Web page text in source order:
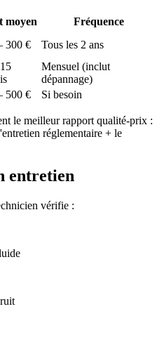
moyen
Fréquence
300 € Tous les 2 ans
Mensuel (inclut
dépannage)
500 € Si besoin
le meilleur rapport qualité-prix :
réglementaire + le
entretien
vérifie :